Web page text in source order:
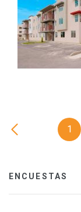
1
ENCUESTAS